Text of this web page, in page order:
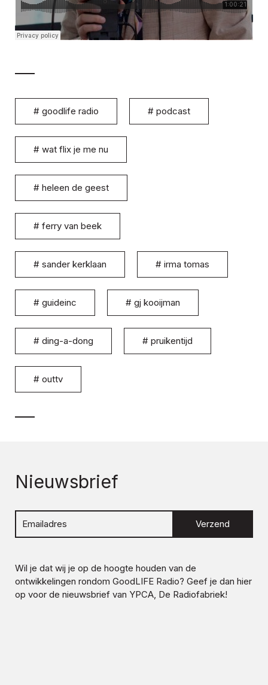
# goodlife radio # podcast
# wat flix je me nu
# heleen de geest
# ferry van beek
# sander kerklaan # irma tomas
# guideinc # gj kooijman
# ding-a-dong # pruikentijd
# outtv
Nieuwsbrief
Verzend
Wil je dat wij je op de hoogte houden van de
ontwikkelingen rondom GoodLIFE Radio? Geef je dan hier
op voor de nieuwsbrief van YPCA, De Radiofabriek!